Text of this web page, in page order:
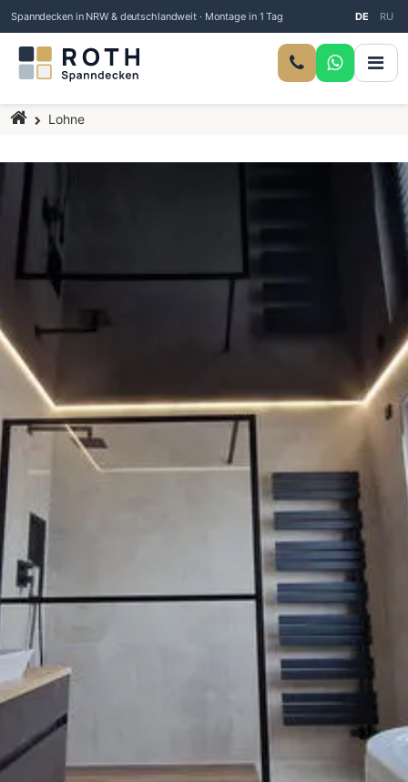
Spanndecken in NRW & deutschlandweit · Montage in 1 Tag DE RU
Startseite
Lohne